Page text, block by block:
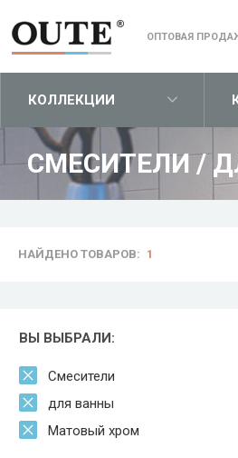
ОПТОВАЯ
КОЛЛЕКЦИИ
СМЕСИТЕЛИ/
НАЙДЕНО ТОВАРОВ: 1
ВЫ ВЫБРАЛИ:
Смесители
для ванны
Матовый хром